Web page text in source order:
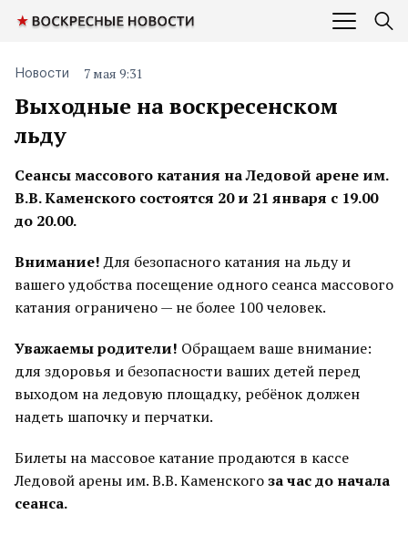
Выходные на воскресенском
льду
Новости 7 мая 9:31
Сеансы массового катания на Ледовой арене им.
В.В. Каменского состоятся 20 и 21 января с 19.00
до 20.00.
Внимание!Для безопасного катания на льду и
вашего удобства посещение одного сеанса массового
катания ограничено — не более 100 человек.
Уважаемы родители! Обращаем ваше внимание:
для здоровья и безопасности ваших детей перед
выходом на ледовую площадку, ребёнок должен
надеть шапочку и перчатки.
Билеты на массовое катание продаются в кассе
Ледовой арены им. В.В. Каменскогоза час до начала
сеанса.